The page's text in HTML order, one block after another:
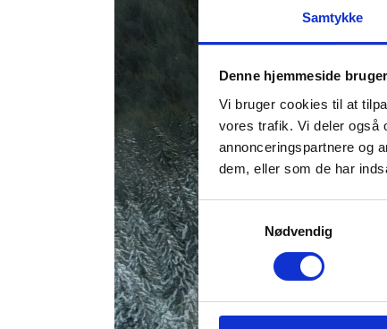
Samtykke
Denne hjemmeside
Vi bruger cookies til at
vores trafik. Vi deler også
annonceringspartnere og
dem, eller som de har
Samtykkevalg
Nødvendig